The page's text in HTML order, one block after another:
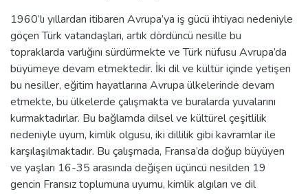
1960’lı yıllardan itibaren Avrupa’ya iş gücü ihtiyacı nedeniyle
göçen Türk vatandaşları, artık dördüncü nesille bu
topraklarda varlığını sürdürmekte ve Türk nüfusu Avrupa’da
büyümeye devam etmektedir. İki dil ve kültür içinde yetişen
bu nesiller, eğitim hayatlarına Avrupa ülkelerinde devam
etmekte, bu ülkelerde çalışmakta ve buralarda yuvalarını
kurmaktadırlar. Bu bağlamda dilsel ve kültürel çeşitlilik
nedeniyle uyum, kimlik olgusu, iki dillilik gibi kavramlar ile
karşılaşılmaktadır. Bu çalışmada, Fransa’da doğup büyüyen
ve yaşları 16-35 arasında değişen üçüncü nesilden 19
gencin Fransız toplumuna uyumu, kimlik algıları ve dil